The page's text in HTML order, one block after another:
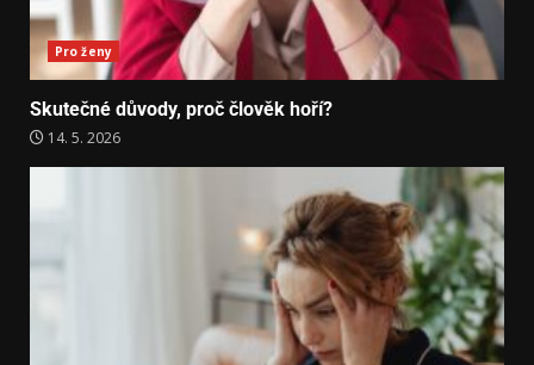
Pro ženy
Skutečné důvody, proč člověk hoří?
14. 5. 2026